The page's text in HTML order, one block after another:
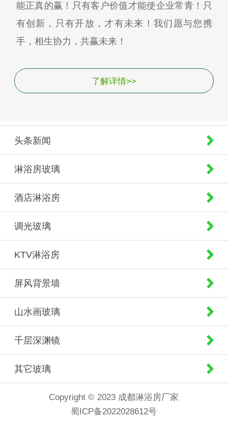
能正真的赢！只有客户价值才能使企业常青！只
有创新，只有开放，才有未来！我们愿与您携
手，相生协力，共赢未来！
了解详情>>
头条新闻
淋浴房玻璃
酒店淋浴房
调光玻璃
KTV淋浴房
屏风背景墙
山水画玻璃
千层深渊镜
其它玻璃
Copyright © 2023 成都淋浴房厂家
蜀ICP备2022028612号